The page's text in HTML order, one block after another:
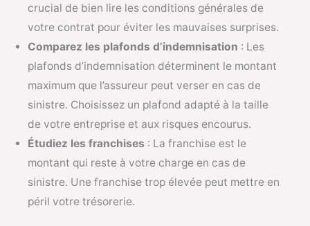
crucial de bien lire les conditions générales de
votre contrat pour éviter les mauvaises surprises.
Comparez les plafonds d’indemnisation : Les
plafonds d’indemnisation déterminent le montant
maximum que l’assureur peut verser en cas de
sinistre. Choisissez un plafond adapté à la taille
de votre entreprise et aux risques encourus.
Étudiez les franchises : La franchise est le
montant qui reste à votre charge en cas de
sinistre. Une franchise trop élevée peut mettre en
péril votre trésorerie.